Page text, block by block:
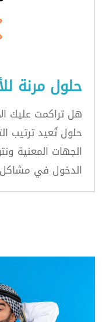
حلول مرنة
هل تراكمت عليك
حلول تُعيد ترتيب
الجهات المعنية
الدخول في مشاكل